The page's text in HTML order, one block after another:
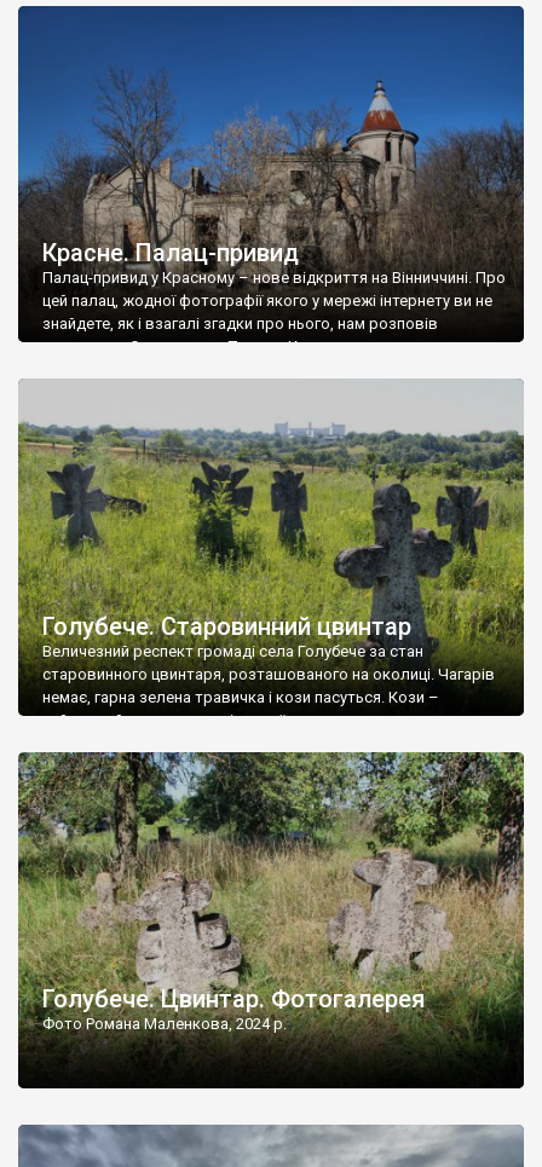
Красне. Палац-привид
Палац-привид у Красному – нове відкриття на Вінниччині. Про
цей палац, жодної фотографії якого у мережі інтернету ви не
знайдете, як і взагалі згадки про нього, нам розповів
мешканець Самгородка. Палац у Красному вразив не лише
Голубече. Старовинний цвинтар
Величезний респект громаді села Голубече за стан
старовинного цвинтаря, розташованого на околиці. Чагарів
немає, гарна зелена травичка і кози пасуться. Кози –
найкращий регулятор шкідливої, для старих кладовищ,
бруньками, кози ті бруньки обгризають, бо то улюблений
делікатес. На цвинтарі у Голубечому ціла колекція
різноманітних форм хрестів. Село відносно невелике, […]
Голубече. Цвинтар. Фотогалерея
Фото Романа Маленкова, 2024 р.